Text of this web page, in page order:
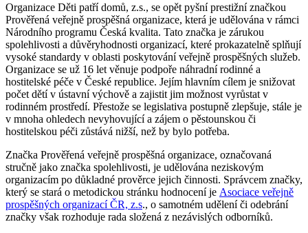
Organizace Děti patří domů, z.s., se opět pyšní prestižní značkou
Prověřená veřejně prospěšná organizace, která je udělována v rámci
Národního programu Česká kvalita. Tato značka je zárukou
spolehlivosti a důvěryhodnosti organizací, které prokazatelně splňují
vysoké standardy v oblasti poskytování veřejně prospěšných služeb.
Organizace se už 16 let věnuje podpoře náhradní rodinné a
hostitelské péče v České republice. Jejím hlavním cílem je snižovat
počet dětí v ústavní výchově a zajistit jim možnost vyrůstat v
rodinném prostředí. Přestože se legislativa postupně zlepšuje, stále je
v mnoha ohledech nevyhovující a zájem o pěstounskou či
hostitelskou péči zůstává nižší, než by bylo potřeba.
Značka Prověřená veřejně prospěšná organizace, označovaná
stručně jako značka spolehlivosti, je udělována neziskovým
organizacím po důkladné prověrce jejich činnosti. Správcem značky,
který se stará o metodickou stránku hodnocení je Asociace veřejně
prospěšných organizací ČR, z.s., o samotném udělení či odebrání
značky však rozhoduje rada složená z nezávislých odborníků.